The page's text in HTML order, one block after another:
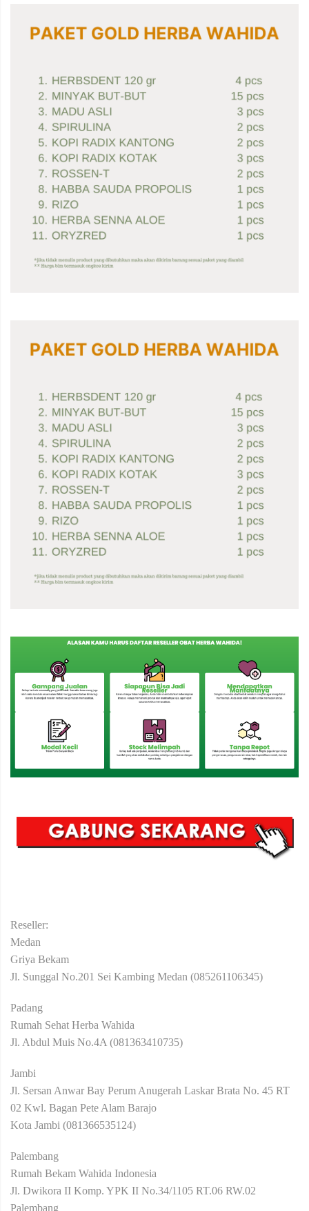
Reseller:
Medan
Griya Bekam
Jl. Sunggal No.201 Sei Kambing Medan (085261106345)
Padang
Rumah Sehat Herba Wahida
Jl. Abdul Muis No.4A (081363410735)
Jambi
Jl. Sersan Anwar Bay Perum Anugerah Laskar Brata No. 45 RT
02 Kwl. Bagan Pete Alam Barajo
Kota Jambi (081366535124)
Palembang
Rumah Bekam Wahida Indonesia
Jl. Dwikora II Komp. YPK II No.34/1105 RT.06 RW.02
Palembang